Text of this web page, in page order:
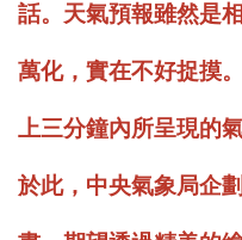
話。天氣預報雖然是
萬化，實在不好捉摸
上三分鐘內所呈現的
於此，中央氣象局企